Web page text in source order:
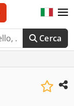
Cerca